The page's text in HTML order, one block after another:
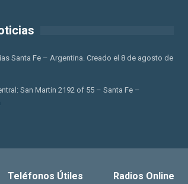
Santa Fe – Argentina. Creado el 8 de agosto de
San Martin 2192 of 55 – Santa Fe –
Teléfonos Útiles Radios Online